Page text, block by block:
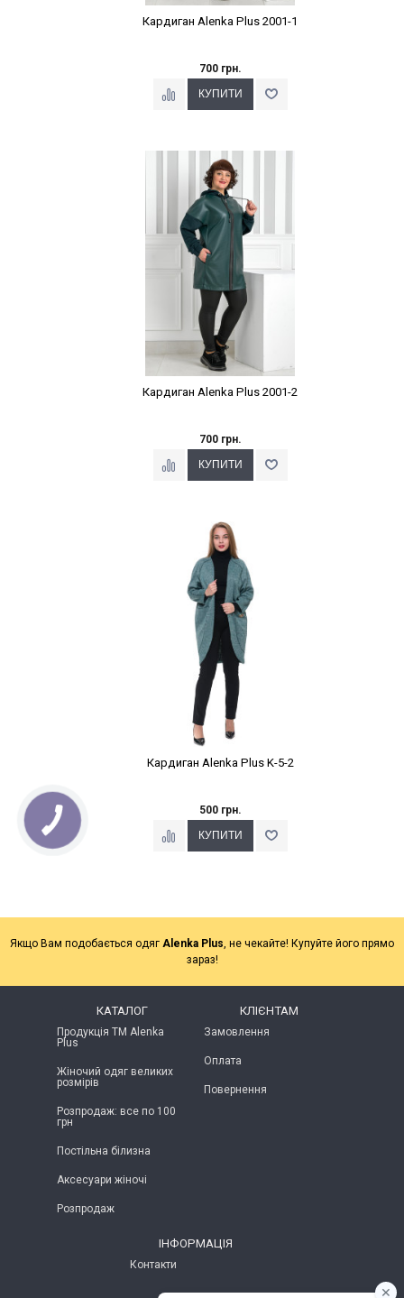
Кардиган Alenka Plus 2001-1
700 грн.
Наклейки Варіант з %
Кардиган Alenka Plus 2001-2
700 грн.
Наклейки Варіант з %
Кардиган Alenka Plus K-5-2
500 грн.
Якщо Вам подобається одяг Alenka Plus, не чекайте! Купуйте його прямо
зараз!
КАТАЛОГ
Продукція ТМ Alenka
Plus
Жіночий одяг великих
розмірів
Розпродаж: все по 100
грн
Постільна білизна
Аксесуари жіночі
Розпродаж
КЛІЄНТАМ
Замовлення
Оплата
Повернення
ІНФОРМАЦІЯ
Контакти